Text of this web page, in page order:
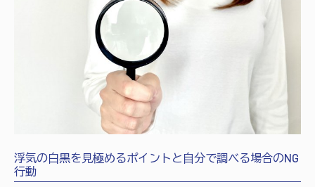
浮気の白黒を見極めるポイントと自分で調べる場合のNG
行動